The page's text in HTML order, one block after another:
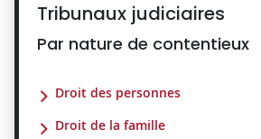
Tribunaux judiciaires
Par nature de contentieux
Droit des personnes
Droit de la famille